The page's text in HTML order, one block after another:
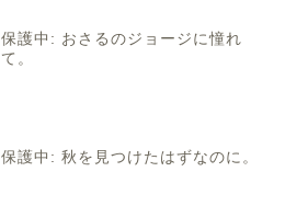
保護中: おさるのジョージに憧れ
て。
保護中: 秋を見つけたはずなのに。